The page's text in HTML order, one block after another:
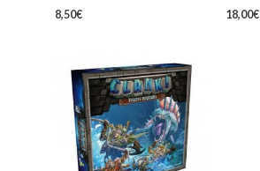
8,50€ 18,00€